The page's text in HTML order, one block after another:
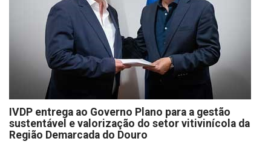
IVDP entrega ao Governo Plano para a gestão
sustentável e valorização do setor vitivinícola da
Região Demarcada do Douro